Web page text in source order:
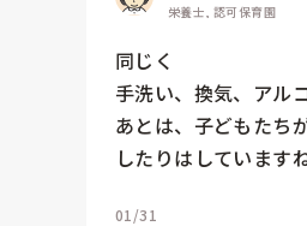
栄養士, 認可保育園
同じく
手洗い、換気、アル
あとは、子どもたち
したりはしていますね
01/31